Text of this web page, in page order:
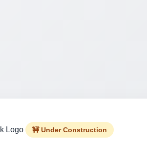
🚧 Under Construction